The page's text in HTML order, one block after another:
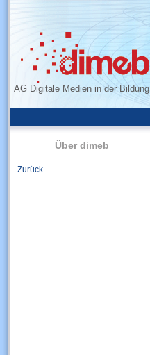
AG Digitale Medien in der Bildung
Über dimeb
Zurück